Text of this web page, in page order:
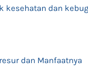
dan
dan Manfaatnya